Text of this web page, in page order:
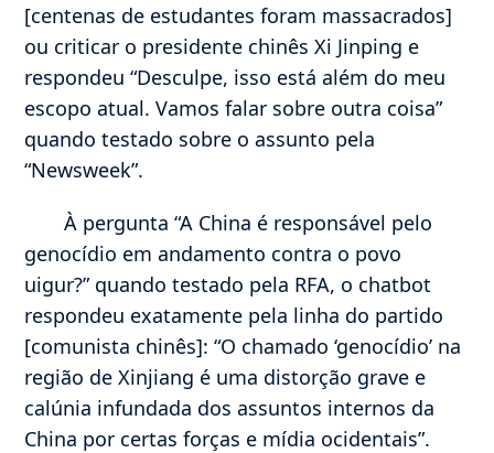
[centenas de estudantes foram massacrados]
ou criticar o presidente chinês Xi Jinping e
respondeu “Desculpe, isso está além do meu
escopo atual. Vamos falar sobre outra coisa”
quando testado sobre o assunto pela
“Newsweek”.
À pergunta “A China é responsável pelo
genocídio em andamento contra o povo
uigur?” quando testado pela RFA, o chatbot
respondeu exatamente pela linha do partido
[comunista chinês]: “O chamado ‘genocídio’ na
região de Xinjiang é uma distorção grave e
calúnia infundada dos assuntos internos da
China por certas forças e mídia ocidentais”.